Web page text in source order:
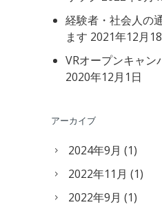
経験者・社会人の
ます 2021年12月
VRオープンキャン
2020年12月1日
アーカイブ
2024年9月 (1)
2022年11月 (1)
2022年9月 (1)